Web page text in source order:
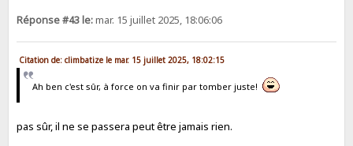
Réponse #43 le:mar. 15 juillet 2025, 18:06:06
Citation de: climbatize le mar. 15 juillet 2025, 18:02:15
Ah ben c'est sûr, à force on va finir par tomber juste!
pas sûr, il ne se passera peut être jamais rien.